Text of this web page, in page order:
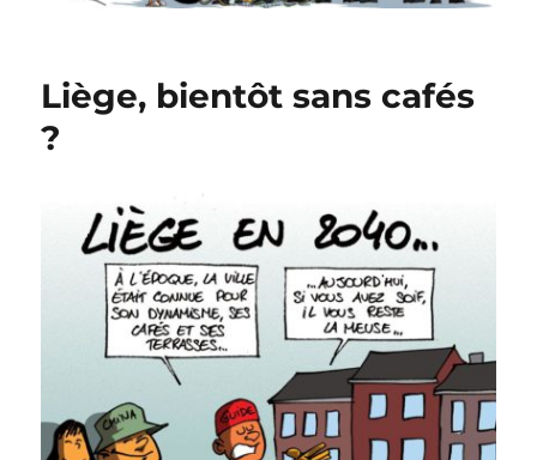
Liège, bientôt sans cafés
?